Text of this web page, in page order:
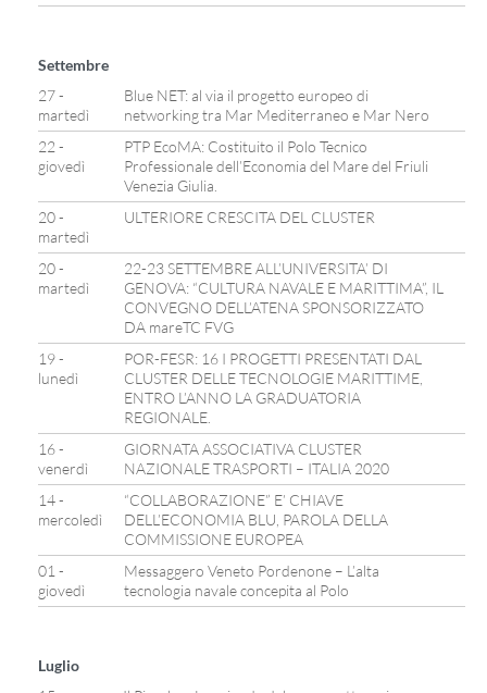
Settembre
27 -
martedì
Blue NET: al via il progetto europeo di
networking tra Mar Mediterraneo e Mar Nero
22 -
giovedì
PTP EcoMA: Costituito il Polo Tecnico
Professionale dell’Economia del Mare del Friuli
Venezia Giulia.
20 -
martedì
ULTERIORE CRESCITA DEL CLUSTER
20 -
martedì
22-23 SETTEMBRE ALL’UNIVERSITA’ DI
GENOVA: “CULTURA NAVALE E MARITTIMA”, IL
CONVEGNO DELL’ATENA SPONSORIZZATO
DA mareTC FVG
19 -
lunedì
POR-FESR: 16 I PROGETTI PRESENTATI DAL
CLUSTER DELLE TECNOLOGIE MARITTIME,
ENTRO L’ANNO LA GRADUATORIA
REGIONALE.
16 -
venerdì
GIORNATA ASSOCIATIVA CLUSTER
NAZIONALE TRASPORTI – ITALIA 2020
14 -
mercoledì
“COLLABORAZIONE” E’ CHIAVE
DELL’ECONOMIA BLU, PAROLA DELLA
COMMISSIONE EUROPEA
01 -
giovedì
Messaggero Veneto Pordenone – L’alta
tecnologia navale concepita al Polo
Luglio